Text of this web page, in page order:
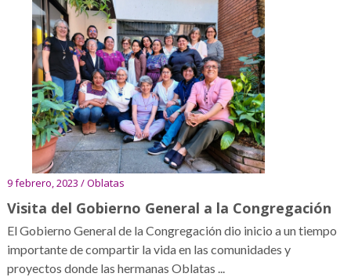
9 febrero, 2023 / Oblatas
Visita del Gobierno General a la Congregación
El Gobierno General de la Congregación dio inicio a un tiempo
importante de compartir la vida en las comunidades y
proyectos donde las hermanas Oblatas ...